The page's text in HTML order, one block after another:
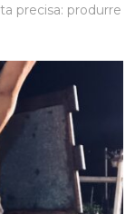
precisa: produrre